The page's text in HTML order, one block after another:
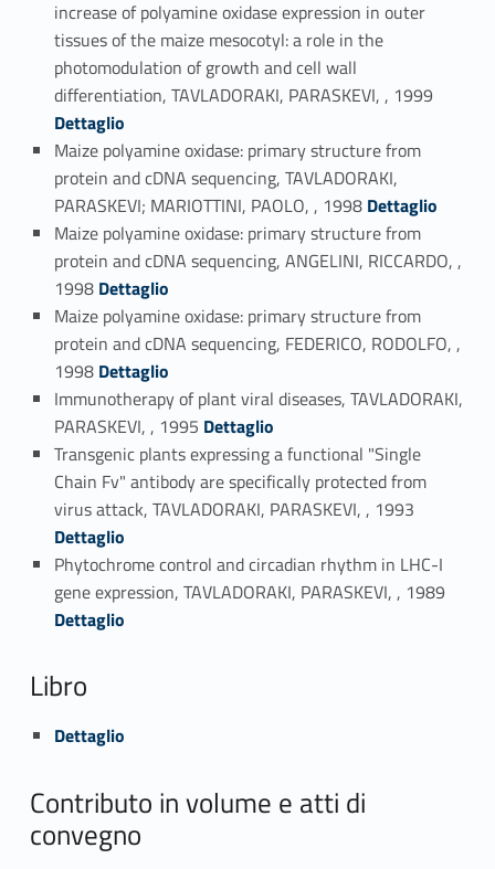
increase of polyamine oxidase expression in outer
tissues of the maize mesocotyl: a role in the
photomodulation of growth and cell wall
differentiation, TAVLADORAKI, PARASKEVI, , 1999
Dettaglio
Maize polyamine oxidase: primary structure from
protein and cDNA sequencing, TAVLADORAKI,
PARASKEVI; MARIOTTINI, PAOLO, , 1998 Link identifier #identifier_person_1039-59
Dettaglio
Maize polyamine oxidase: primary structure from
protein and cDNA sequencing, ANGELINI, RICCARDO, ,
1998 Link identifier #identifier_person_69944-60
Dettaglio
Maize polyamine oxidase: primary structure from
protein and cDNA sequencing, FEDERICO, RODOLFO, ,
1998 Link identifier #identifier_person_16542-61
Dettaglio
Immunotherapy of plant viral diseases, TAVLADORAKI,
PARASKEVI, , 1995Link identifier #identifier_person_32695-62Dettaglio
Transgenic plants expressing a functional "Single
Chain Fv" antibody are specifically protected from
virus attack, TAVLADORAKI, PARASKEVI, , 1993
Dettaglio
Phytochrome control and circadian rhythm in LHC-I
gene expression, TAVLADORAKI, PARASKEVI, , 1989
Dettaglio
Libro
Link identifier #identifier_person_6139-65
Dettaglio
Contributo in volume e atti di
convegno